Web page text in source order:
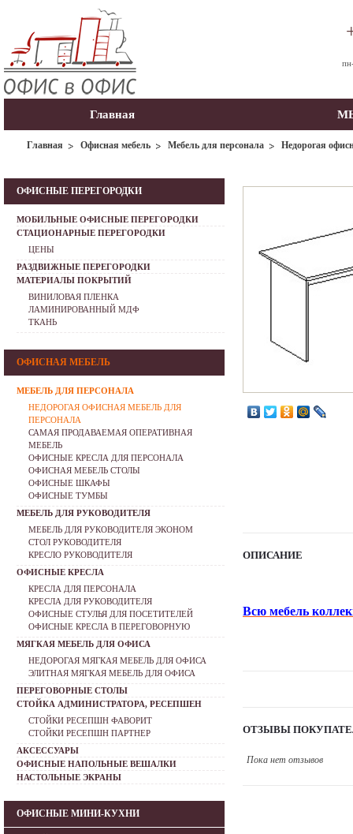
Главная
Главная Офисная мебель Мебель для персонала Недорогая
ОПИСАНИЕ
Всю мебель
ОТЗЫВЫ
Пока нет отзывов
ОФИСНЫЕ ПЕРЕГОРОДКИ
МОБИЛЬНЫЕ ОФИСНЫЕ ПЕРЕГОРОДКИ
СТАЦИОНАРНЫЕ ПЕРЕГОРОДКИ
ЦЕНЫ
РАЗДВИЖНЫЕ ПЕРЕГОРОДКИ
МАТЕРИАЛЫ ПОКРЫТИЙ
ВИНИЛОВАЯ ПЛЕНКА
ЛАМИНИРОВАННЫЙ МДФ
ТКАНЬ
ОФИСНАЯ МЕБЕЛЬ
МЕБЕЛЬ ДЛЯ ПЕРСОНАЛА
НЕДОРОГАЯ ОФИСНАЯ МЕБЕЛЬ ДЛЯ
ПЕРСОНАЛА
САМАЯ ПРОДАВАЕМАЯ ОПЕРАТИВНАЯ
МЕБЕЛЬ
ОФИСНЫЕ КРЕСЛА ДЛЯ ПЕРСОНАЛА
ОФИСНАЯ МЕБЕЛЬ СТОЛЫ
ОФИСНЫЕ ШКАФЫ
ОФИСНЫЕ ТУМБЫ
МЕБЕЛЬ ДЛЯ РУКОВОДИТЕЛЯ
МЕБЕЛЬ ДЛЯ РУКОВОДИТЕЛЯ ЭКОНОМ
СТОЛ РУКОВОДИТЕЛЯ
КРЕСЛО РУКОВОДИТЕЛЯ
ОФИСНЫЕ КРЕСЛА
КРЕСЛА ДЛЯ ПЕРСОНАЛА
КРЕСЛА ДЛЯ РУКОВОДИТЕЛЯ
ОФИСНЫЕ СТУЛЬЯ ДЛЯ ПОСЕТИТЕЛЕЙ
ОФИСНЫЕ КРЕСЛА В ПЕРЕГОВОРНУЮ
МЯГКАЯ МЕБЕЛЬ ДЛЯ ОФИСА
НЕДОРОГАЯ МЯГКАЯ МЕБЕЛЬ ДЛЯ ОФИСА
ЭЛИТНАЯ МЯГКАЯ МЕБЕЛЬ ДЛЯ ОФИСА
ПЕРЕГОВОРНЫЕ СТОЛЫ
СТОЙКА АДМИНИСТРАТОРА, РЕСЕПШЕН
СТОЙКИ РЕСЕПШН ФАВОРИТ
СТОЙКИ РЕСЕПШН ПАРТНЕР
АКСЕССУАРЫ
ОФИСНЫЕ НАПОЛЬНЫЕ ВЕШАЛКИ
НАСТОЛЬНЫЕ ЭКРАНЫ
ОФИСНЫЕ МИНИ-КУХНИ